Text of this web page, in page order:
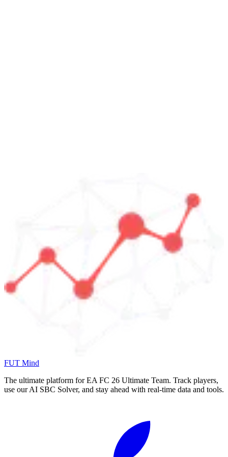
FUT Mind
The ultimate platform for EA FC 26 Ultimate Team. Track players,
use our AI SBC Solver, and stay ahead with real-time data and tools.